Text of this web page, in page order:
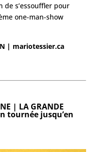
de s’essouffler pour
one-man-show
| mariotessier.ca
| LA GRANDE
tournée jusqu’en